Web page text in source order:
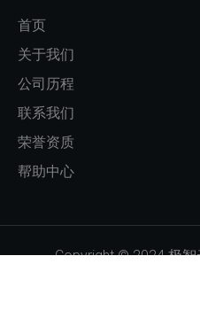
首页
关于我们
公司历程
联系我们
荣誉资质
帮助中心
Copyright © 2024.极智